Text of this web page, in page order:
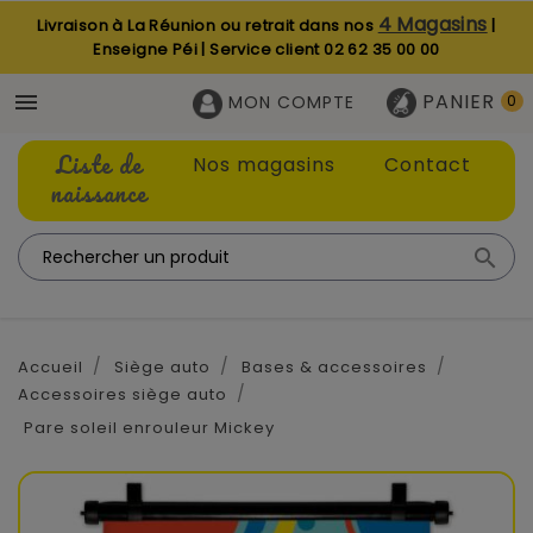
Livraison à La Réunion ou retrait dans nos 4 Magasins |
Enseigne Péi | Service client02 62 35 00 00
 PANIER 0
MON COMPTE
Liste de
naissance
Nos magasins Contact

Accueil Siège auto
Bases & accessoires
Accessoires siège auto
Pare soleil enrouleur Mickey